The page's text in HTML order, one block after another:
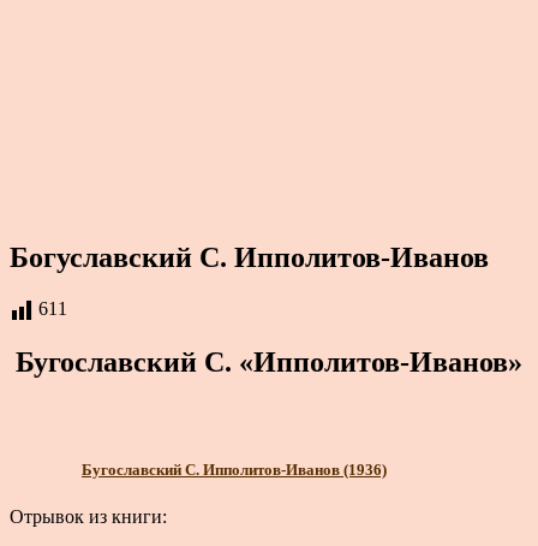
Богуславский С. Ипполитов-Иванов
611
Бугославский С. «Ипполитов-Иванов»
Бугославский С. Ипполитов-Иванов (1936)
Отрывок из книги: